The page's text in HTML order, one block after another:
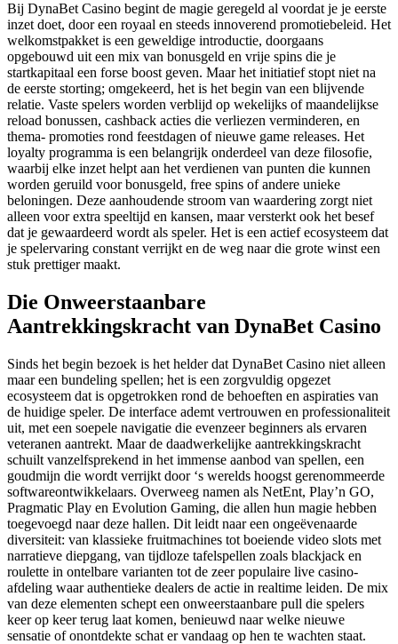
Bij DynaBet Casino begint de magie geregeld al voordat je je eerste
inzet doet, door een royaal en steeds innoverend promotiebeleid. Het
welkomstpakket is een geweldige introductie, doorgaans
opgebouwd uit een mix van bonusgeld en vrije spins die je
startkapitaal een forse boost geven. Maar het initiatief stopt niet na
de eerste storting; omgekeerd, het is het begin van een blijvende
relatie. Vaste spelers worden verblijd op wekelijks of maandelijkse
reload bonussen, cashback acties die verliezen verminderen, en
thema- promoties rond feestdagen of nieuwe game releases. Het
loyalty programma is een belangrijk onderdeel van deze filosofie,
waarbij elke inzet helpt aan het verdienen van punten die kunnen
worden geruild voor bonusgeld, free spins of andere unieke
beloningen. Deze aanhoudende stroom van waardering zorgt niet
alleen voor extra speeltijd en kansen, maar versterkt ook het besef
dat je gewaardeerd wordt als speler. Het is een actief ecosysteem dat
je spelervaring constant verrijkt en de weg naar die grote winst een
stuk prettiger maakt.
Die Onweerstaanbare
Aantrekkingskracht van DynaBet Casino
Sinds het begin bezoek is het helder dat DynaBet Casino niet alleen
maar een bundeling spellen; het is een zorgvuldig opgezet
ecosysteem dat is opgetrokken rond de behoeften en aspiraties van
de huidige speler. De interface ademt vertrouwen en professionaliteit
uit, met een soepele navigatie die evenzeer beginners als ervaren
veteranen aantrekt. Maar de daadwerkelijke aantrekkingskracht
schuilt vanzelfsprekend in het immense aanbod van spellen, een
goudmijn die wordt verrijkt door ‘s werelds hoogst gerenommeerde
softwareontwikkelaars. Overweeg namen als NetEnt, Play’n GO,
Pragmatic Play en Evolution Gaming, die allen hun magie hebben
toegevoegd naar deze hallen. Dit leidt naar een ongeëvenaarde
diversiteit: van klassieke fruitmachines tot boeiende video slots met
narratieve diepgang, van tijdloze tafelspellen zoals blackjack en
roulette in ontelbare varianten tot de zeer populaire live casino-
afdeling waar authentieke dealers de actie in realtime leiden. De mix
van deze elementen schept een onweerstaanbare pull die spelers
keer op keer terug laat komen, benieuwd naar welke nieuwe
sensatie of onontdekte schat er vandaag op hen te wachten staat.